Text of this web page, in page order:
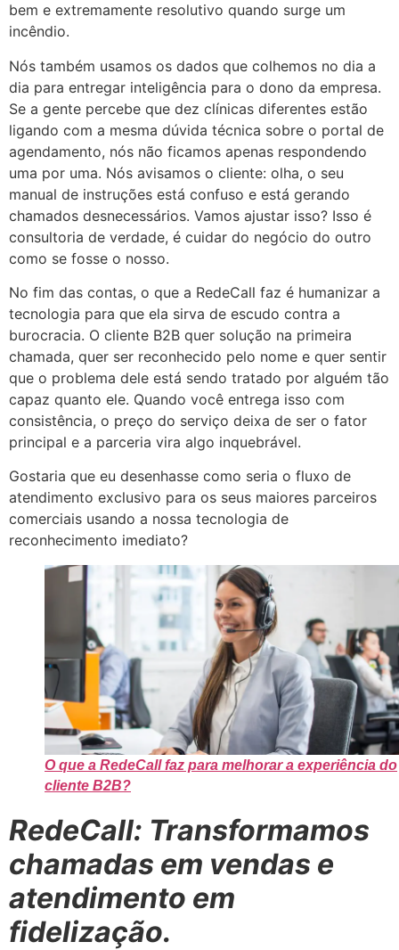
bem e extremamente resolutivo quando surge um
incêndio.
Nós também usamos os dados que colhemos no dia a
dia para entregar inteligência para o dono da empresa.
Se a gente percebe que dez clínicas diferentes estão
ligando com a mesma dúvida técnica sobre o portal de
agendamento, nós não ficamos apenas respondendo
uma por uma. Nós avisamos o cliente: olha, o seu
manual de instruções está confuso e está gerando
chamados desnecessários. Vamos ajustar isso? Isso é
consultoria de verdade, é cuidar do negócio do outro
como se fosse o nosso.
No fim das contas, o que a RedeCall faz é humanizar a
tecnologia para que ela sirva de escudo contra a
burocracia. O cliente B2B quer solução na primeira
chamada, quer ser reconhecido pelo nome e quer sentir
que o problema dele está sendo tratado por alguém tão
capaz quanto ele. Quando você entrega isso com
consistência, o preço do serviço deixa de ser o fator
principal e a parceria vira algo inquebrável.
Gostaria que eu desenhasse como seria o fluxo de
atendimento exclusivo para os seus maiores parceiros
comerciais usando a nossa tecnologia de
reconhecimento imediato?
O que a RedeCall faz para melhorar a experiência do
cliente B2B?
RedeCall: Transformamos
chamadas em vendas e
atendimento em
fidelização.